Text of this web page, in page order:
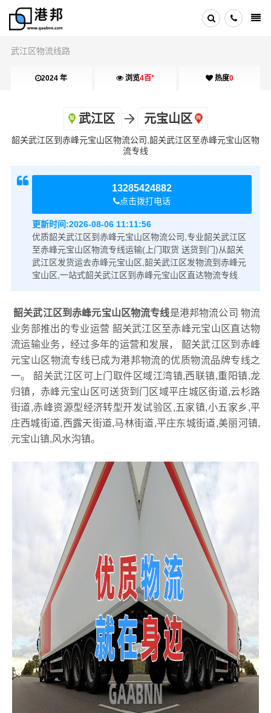
武江区物流线路
2024 年 浏览4百+ 热度0
武江区 元宝山区
韶关武江区到赤峰元宝山区物流公司,韶关武江区至赤峰元宝山区物
流专线
13285424882
点击拨打电话
更新时间:2026-08-06 11:11:56
优质韶关武江区到赤峰元宝山区物流公司,专业韶关武江区
至赤峰元宝山区物流专线运输(上门取货 送货到门)从韶关
武江区发货运去赤峰元宝山区,韶关武江区发物流到赤峰元
宝山区,一站式韶关武江区到赤峰元宝山区直达物流专线
韶关武江区到赤峰元宝山区物流专线是港邦物流公司 物流
业务部推出的专业运营 韶关武江区至赤峰元宝山区直达物
流运输业务，经过多年的运营和发展， 韶关武江区到赤峰
元宝山区物流专线已成为港邦物流的优质物流品牌专线之
一。 韶关武江区可上门取件区域江湾镇,西联镇,重阳镇,龙
归镇，赤峰元宝山区可送货到门区域平庄城区街道,云杉路
街道,赤峰资源型经济转型开发试验区,五家镇,小五家乡,平
庄西城街道,西露天街道,马林街道,平庄东城街道,美丽河镇,
元宝山镇,风水沟镇。